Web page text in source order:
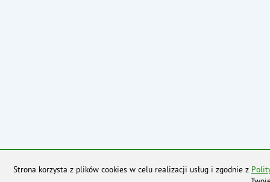
Strona korzysta z plików cookies w celu realizacji usług i zgodnie z